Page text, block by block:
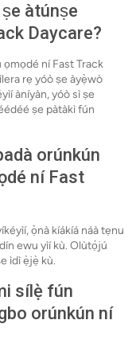
àtúnṣe
Daycare?
ní Fast Track
rẹ yóò ṣe àyẹ̀wò
àníyàn, yóò sì ṣe
ṣe pàtàkì fún
orúnkún
ní Fast
ọ̀nà kíákíá náà tẹnu
ewu yìí kù. Olùtọ́jú
ìdì ẹ̀jẹ̀ kù.
sílẹ̀ fún
orúnkún ní